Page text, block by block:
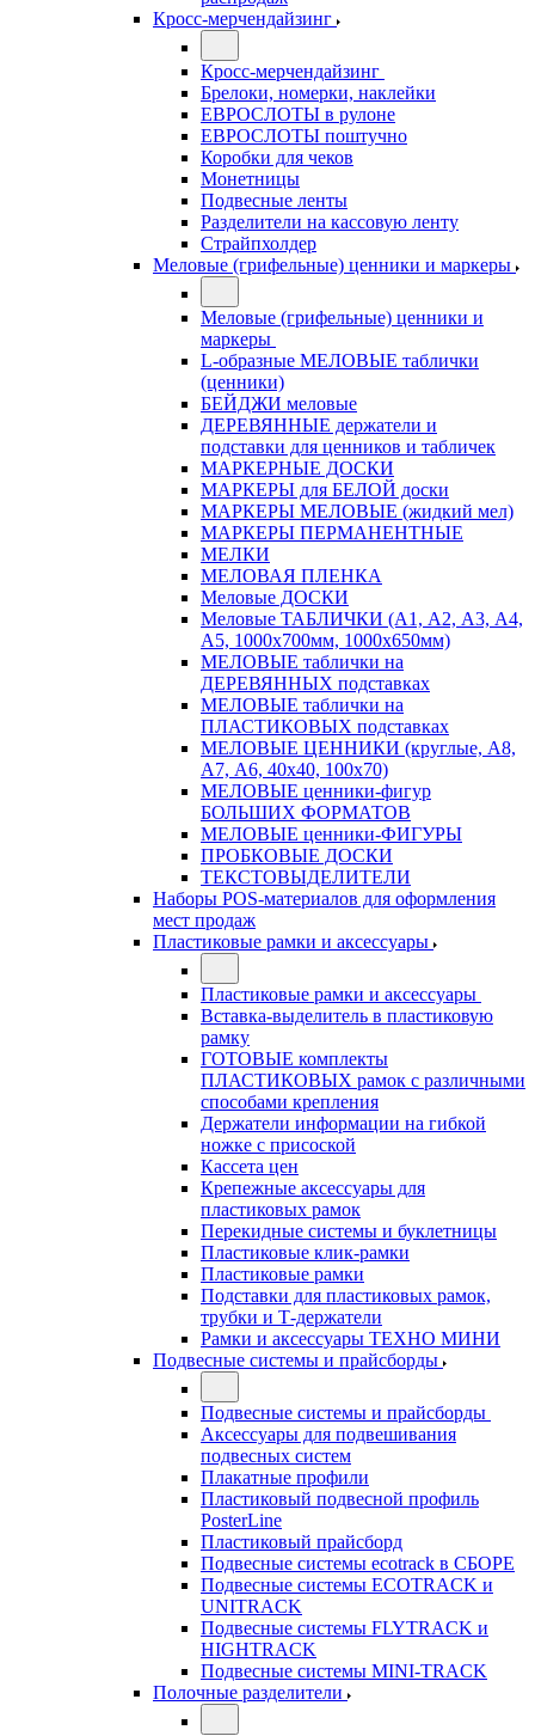
Кросс-мерчендайзинг
Кросс-мерчендайзинг
Брелоки, номерки, наклейки
ЕВРОСЛОТЫ в рулоне
ЕВРОСЛОТЫ поштучно
Коробки для чеков
Монетницы
Подвесные ленты
Разделители на кассовую ленту
Страйпхолдер
Меловые (грифельные) ценники и маркеры
Меловые (грифельные) ценники и
маркеры
L-образные МЕЛОВЫЕ таблички
(ценники)
БЕЙДЖИ меловые
ДЕРЕВЯННЫЕ держатели и
подставки для ценников и табличек
МАРКЕРНЫЕ ДОСКИ
МАРКЕРЫ для БЕЛОЙ доски
МАРКЕРЫ МЕЛОВЫЕ (жидкий мел)
МАРКЕРЫ ПЕРМАНЕНТНЫЕ
МЕЛКИ
МЕЛОВАЯ ПЛЕНКА
Меловые ДОСКИ
Меловые ТАБЛИЧКИ (А1, А2, А3, А4,
А5, 1000х700мм, 1000х650мм)
МЕЛОВЫЕ таблички на
ДЕРЕВЯННЫХ подставках
МЕЛОВЫЕ таблички на
ПЛАСТИКОВЫХ подставках
МЕЛОВЫЕ ЦЕННИКИ (круглые, А8,
А7, А6, 40х40, 100х70)
МЕЛОВЫЕ ценники-фигур
БОЛЬШИХ ФОРМАТОВ
МЕЛОВЫЕ ценники-ФИГУРЫ
ПРОБКОВЫЕ ДОСКИ
ТЕКСТОВЫДЕЛИТЕЛИ
Наборы POS-материалов для оформления
мест продаж
Пластиковые рамки и аксессуары
Пластиковые рамки и аксессуары
Вставка-выделитель в пластиковую
рамку
ГОТОВЫЕ комплекты
ПЛАСТИКОВЫХ рамок с различными
способами крепления
Держатели информации на гибкой
ножке с присоской
Кассета цен
Крепежные аксессуары для
пластиковых рамок
Перекидные системы и буклетницы
Пластиковые клик-рамки
Пластиковые рамки
Подставки для пластиковых рамок,
трубки и Т-держатели
Рамки и аксессуары ТЕХНО МИНИ
Подвесные системы и прайсборды
Подвесные системы и прайсборды
Аксессуары для подвешивания
подвесных систем
Плакатные профили
Пластиковый подвесной профиль
PosterLine
Пластиковый прайсборд
Подвесные системы ecotrack в СБОРЕ
Подвесные системы ECOTRACK и
UNITRACK
Подвесные системы FLYTRACK и
HIGHTRACK
Подвесные системы MINI-TRACK
Полочные разделители